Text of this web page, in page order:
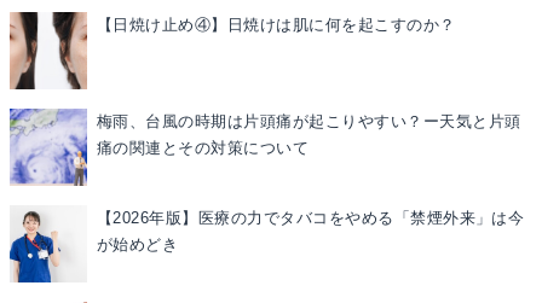
【日焼け止め④】日焼けは肌に何を起こすのか？
梅雨、台風の時期は片頭痛が起こりやすい？ー天気と片頭
痛の関連とその対策について
【2026年版】医療の力でタバコをやめる「禁煙外来」は今
が始めどき